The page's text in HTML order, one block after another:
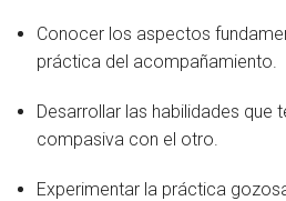
Conocer los aspectos
práctica del acompañamiento.
Desarrollar las habilidades que
compasiva con el otro.
Experimentar la práctica